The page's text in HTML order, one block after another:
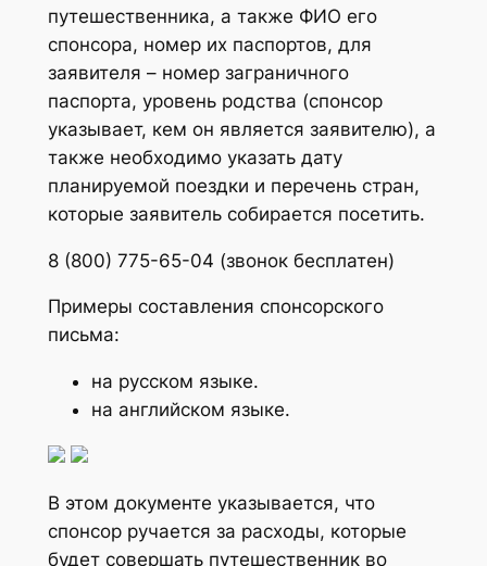
путешественника, а также ФИО его
спонсора, номер их паспортов, для
заявителя – номер заграничного
паспорта, уровень родства (спонсор
указывает, кем он является заявителю), а
также необходимо указать дату
планируемой поездки и перечень стран,
которые заявитель собирается посетить.
8 (800) 775-65-04 (звонок бесплатен)
Примеры составления спонсорского
письма:
на русском языке.
на английском языке.
В этом документе указывается, что
спонсор ручается за расходы, которые
будет совершать путешественник во